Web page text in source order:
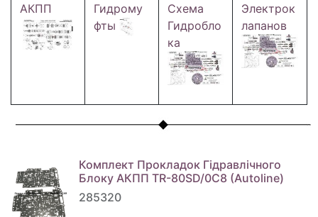
АКПП
Гидрому
фты
Схема
Гидробло
ка
Электрок
лапанов
Комплект Прокладок Гідравлічного
Блоку АКПП TR-80SD/0C8 (Autoline)
285320